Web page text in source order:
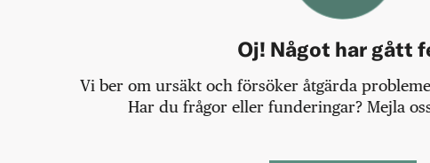
Oj! Något har gått
Vi ber om ursäkt och försöker åtgärda
Har du frågor eller funderingar? Mejla